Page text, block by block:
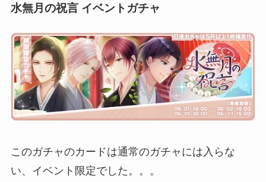
水無月の祝言 イベントガチャ
このガチャのカードは通常のガチャには入らな
い、イベント限定でした。。。